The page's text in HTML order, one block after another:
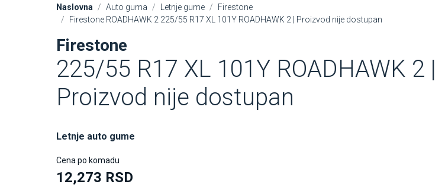
Naslovna Auto guma Letnje gume
Firestone
Firestone ROADHAWK 2 225/55 R17 XL 101Y ROADHAWK 2 | Proizvod nije dostupan
Firestone
225/55 R17 XL 101Y ROADHAWK 2 |
Proizvod nije dostupan
Letnje auto gume
Cena po komadu
12,273 RSD